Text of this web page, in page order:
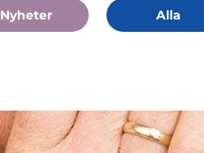
Nyheter Alla